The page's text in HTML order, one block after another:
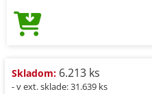
Skladom: 6.213 ks
- v ext. sklade: 31.639 ks